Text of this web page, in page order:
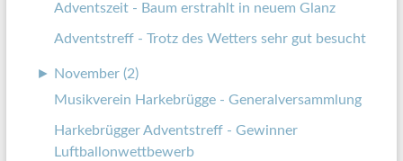
Adventszeit - Baum erstrahlt in neuem Glanz
Adventstreff - Trotz des Wetters sehr gut besucht
►
November (2)
Musikverein Harkebrügge - Generalversammlung
Harkebrügger Adventstreff - Gewinner
Luftballonwettbewerb